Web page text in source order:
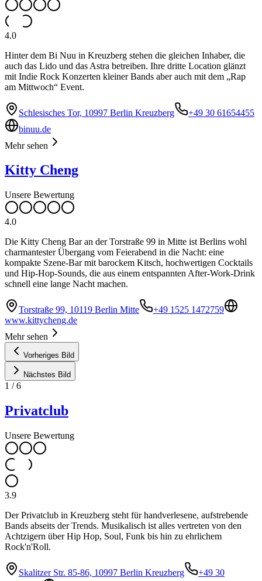
4.0
Hinter dem Bi Nuu in Kreuzberg stehen die gleichen Inhaber, die
auch das Lido und das Astra betreiben. Ihre dritte Location glänzt
mit Indie Rock Konzerten kleiner Bands aber auch mit dem „Rap
am Mittwoch“ Event.
Schlesisches Tor, 10997 Berlin Kreuzberg
+49 30 61654455
binuu.de
Mehr sehen
Kitty Cheng
Unsere Bewertung
4.0
Die Kitty Cheng Bar an der Torstraße 99 in Mitte ist Berlins wohl
charmantester Übergang vom Feierabend in die Nacht: eine
kompakte Szene-Bar mit barockem Kitsch, hochwertigen Cocktails
und Hip-Hop-Sounds, die aus einem entspannten After-Work-Drink
schnell eine lange Nacht machen.
Torstraße 99, 10119 Berlin Mitte
+49 1525 1472759
www.kittycheng.de
Mehr sehen
Vorheriges Bild
Nächstes Bild
1 /6
Privatclub
Unsere Bewertung
3.9
Der Privatclub in Kreuzberg steht für handverlesene, aufstrebende
Bands abseits der Trends. Musikalisch ist alles vertreten von den
Achtzigern über Hip Hop, Soul, Funk bis hin zu ehrlichem
Rock'n'Roll.
Skalitzer Str. 85-86, 10997 Berlin Kreuzberg
+49 30